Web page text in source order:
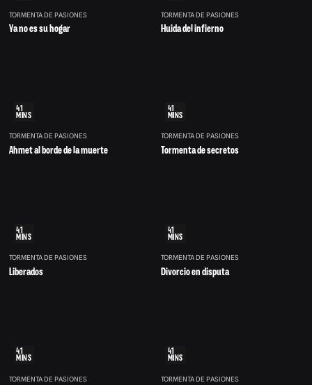
TORMENTA DE PASIONES
Ya no es su hogar
TORMENTA DE PASIONES
Huida del infierno
41
MINS
TORMENTA DE PASIONES
Ahmet al borde de la muerte
41
MINS
TORMENTA DE PASIONES
Tormenta de secretos
41
MINS
TORMENTA DE PASIONES
Liberados
41
MINS
TORMENTA DE PASIONES
Divorcio en disputa
41
MINS
TORMENTA DE PASIONES
41
MINS
TORMENTA DE PASIONES